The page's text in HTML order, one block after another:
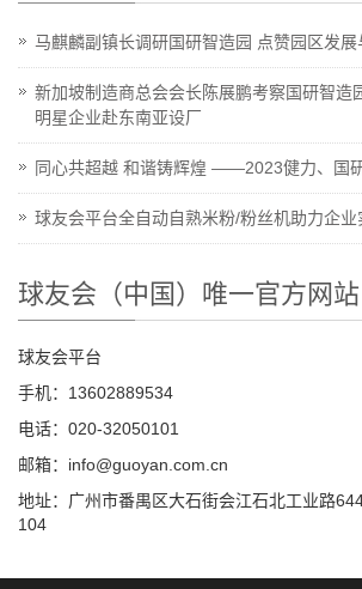
马麒麟副镇长调研国研智造园 点赞园区发展
新加坡制造商总会会长陈展鹏考察国研智造
明星企业赴东南亚设厂
同心共超越 和谐铸辉煌 ——2023健力、国
球友会平台全自动自熟米粉/粉丝机助力企
球友会（中国）唯一官方网站
球友会平台
手机：13602889534
电话：020-32050101
邮箱：info@guoyan.com.cn
地址：广州市番禺区大石街会江石北工业路
104